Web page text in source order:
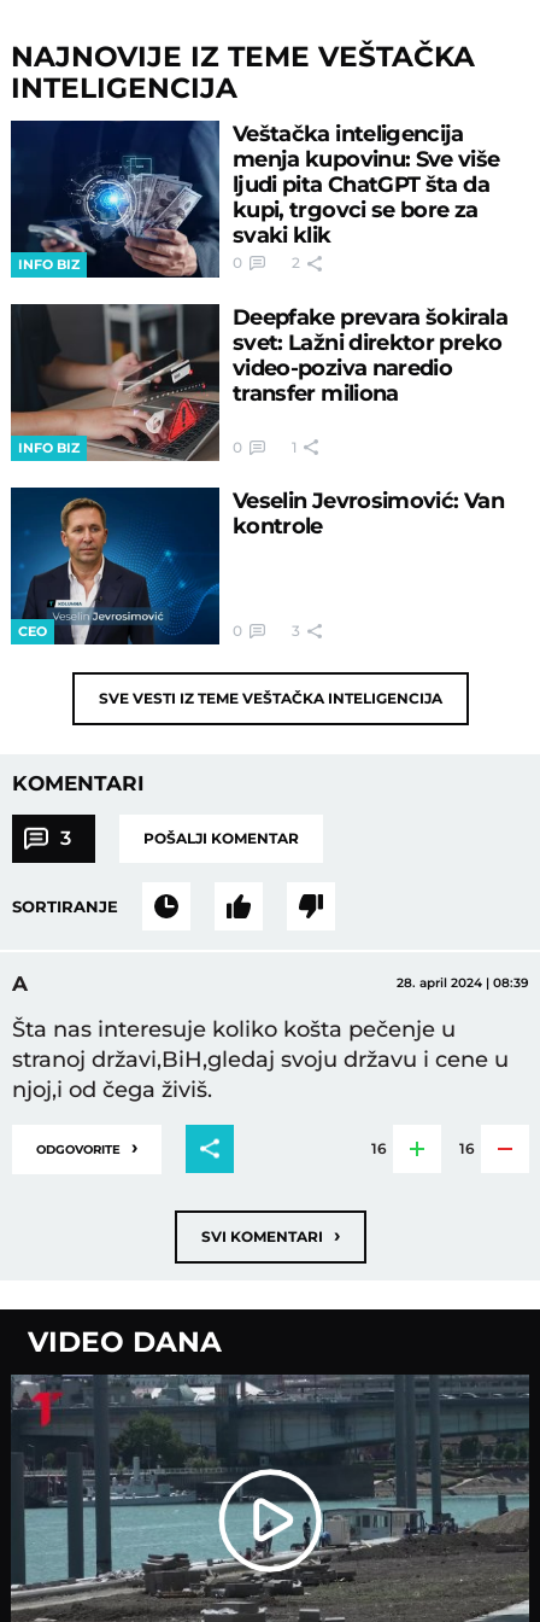
NAJNOVIJE IZ TEME VEŠTAČKA
INTELIGENCIJA
INFO BIZ
Veštačka inteligencija
menja kupovinu: Sve više
ljudi pita ChatGPT šta da
kupi, trgovci se bore za
svaki klik
0 2
INFO BIZ
Deepfake prevara šokirala
svet: Lažni direktor preko
video-poziva naredio
transfer miliona
0 1
CEO
Veselin Jevrosimović: Van
kontrole
0 3
SVE VESTI IZ TEME VEŠTAČKA INTELIGENCIJA
KOMENTARI
3 POŠALJI KOMENTAR
SORTIRANJE
A 28. april 2024 | 08:39
Šta nas interesuje koliko košta pečenje u
stranoj državi,BiH,gledaj svoju državu i cene u
njoj,i od čega živiš.
ODGOVORITE › 16 16
SVI KOMENTARI ›
VIDEO DANA